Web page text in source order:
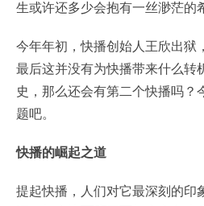
生或许还多少会抱有一丝渺茫的
今年年初，快播创始人王欣出狱
最后这并没有为快播带来什么转
史，那么还会有第二个快播吗？
题吧。
快播的崛起之道
提起快播，人们对它最深刻的印